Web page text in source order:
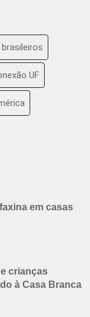
brasileiros
UF
em casas
crianças
à Casa Branca